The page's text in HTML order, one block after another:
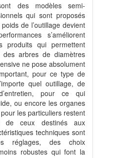
des modèles semi-
qui sont proposés
de l’outillage devient
s’améliorent
produits qui permettent
des arbres de diamètres
ne pose absolument
pour ce type de
quel outillage, de
pour ce qui
ou encore les organes
les particuliers restent
de ceux destinés aux
techniques sont
réglages, des choix
robustes qui font la